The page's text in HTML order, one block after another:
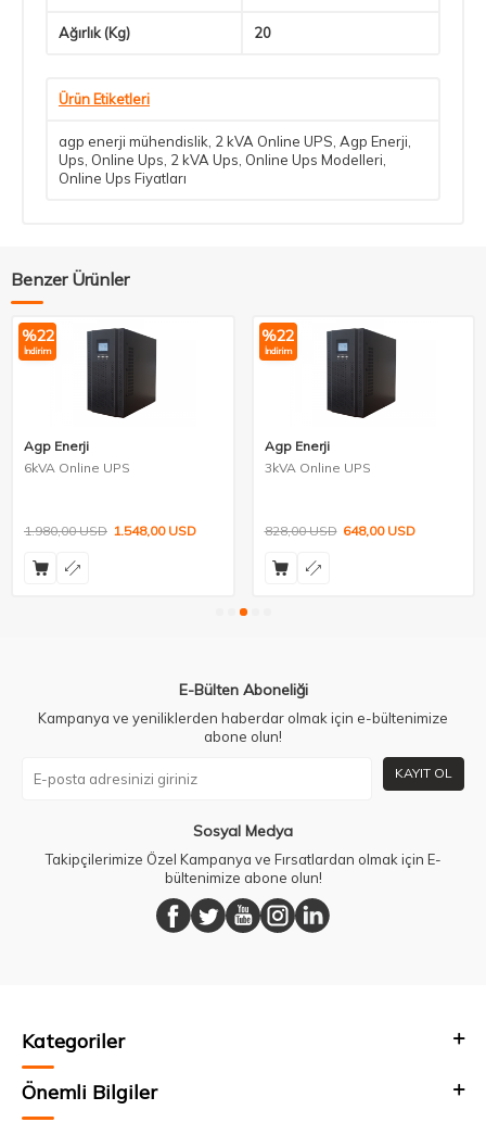
Ağırlık (Kg) 20
Ürün Etiketleri
agp enerji mühendislik 2 kVA Online UPS Agp Enerji
Ups Online Ups 2 kVA Ups Online Ups Modelleri
Online Ups Fiyatları
Benzer Ürünler
%22
İndirim
Agp Enerji
6kVA Online UPS
1.980,00USD 1.548,00USD
%22
İndirim
Agp Enerji
3kVA Online UPS
828,00USD 648,00USD
E-Bülten Aboneliği
Kampanya ve yeniliklerden haberdar olmak için e-bültenimize
abone olun!
KAYIT OL
Sosyal Medya
Takipçilerimize Özel Kampanya ve Fırsatlardan olmak için E-
bültenimize abone olun!
Kategoriler
Önemli Bilgiler